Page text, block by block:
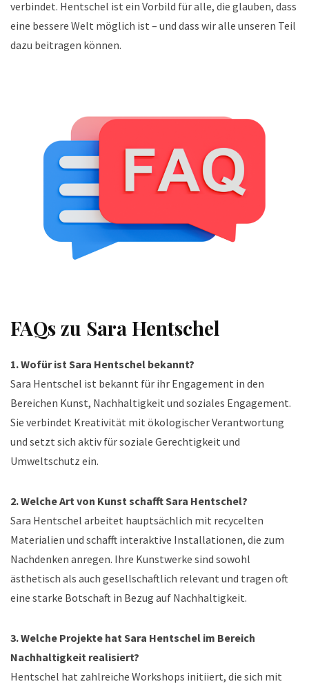
verbindet. Hentschel ist ein Vorbild für alle, die glauben, dass
eine bessere Welt möglich ist – und dass wir alle unseren Teil
dazu beitragen können.
FAQs zu Sara Hentschel
1. Wofür ist Sara Hentschel bekannt?
Sara Hentschel ist bekannt für ihr Engagement in den
Bereichen Kunst, Nachhaltigkeit und soziales Engagement.
Sie verbindet Kreativität mit ökologischer Verantwortung
und setzt sich aktiv für soziale Gerechtigkeit und
Umweltschutz ein.
2. Welche Art von Kunst schafft Sara Hentschel?
Sara Hentschel arbeitet hauptsächlich mit recycelten
Materialien und schafft interaktive Installationen, die zum
Nachdenken anregen. Ihre Kunstwerke sind sowohl
ästhetisch als auch gesellschaftlich relevant und tragen oft
eine starke Botschaft in Bezug auf Nachhaltigkeit.
3. Welche Projekte hat Sara Hentschel im Bereich
Nachhaltigkeit realisiert?
Hentschel hat zahlreiche Workshops initiiert, die sich mit